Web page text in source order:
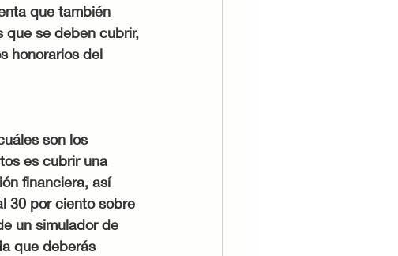
que también
que se deben cubrir,
honorarios del
son los
es cubrir una
financiera, así
30 por ciento sobre
un simulador de
que deberás